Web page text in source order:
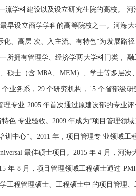
流学科建设以及设立研究生院的高校。
早设立商学学科的高等院校之一。河海
、高层 次、入主流、有特色”为发展路
所拥有管理学、经济学两大学科门类，
士（含 MBA、MEM）、学士等多层次
业务系，29 个研究机构，15 个省部级
专业 2005 年首次通过原建设部的专业评
色 专业验收。2009 年成为“项目管理领
中心”。2011 年，项目管理专 业领域工
最佳硕士项目。2015 年 4 月，河
年 8 月，项目管理领域工程硕士通过
工程管理硕士、工程硕士中 的项目管理